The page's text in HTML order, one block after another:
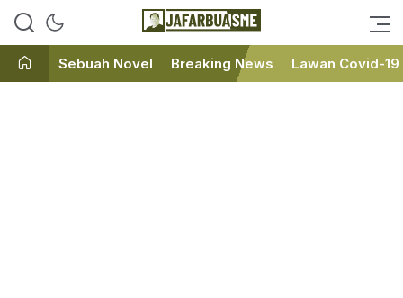
JafarBua
Ini bukan Media Online, Ini
Sebuah Novel Breaking News Lawan Covid-19